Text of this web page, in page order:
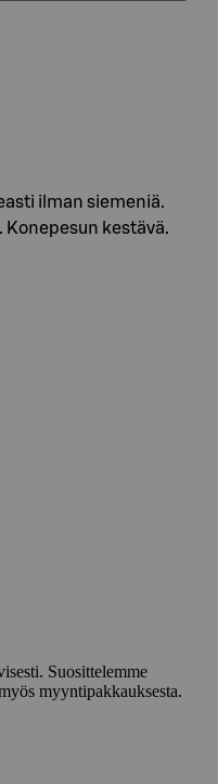
ilman siemeniä.
Konepesun kestävä.
Suosittelemme
myyntipakkauksesta.